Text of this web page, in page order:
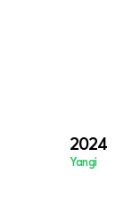
2024
Yangi